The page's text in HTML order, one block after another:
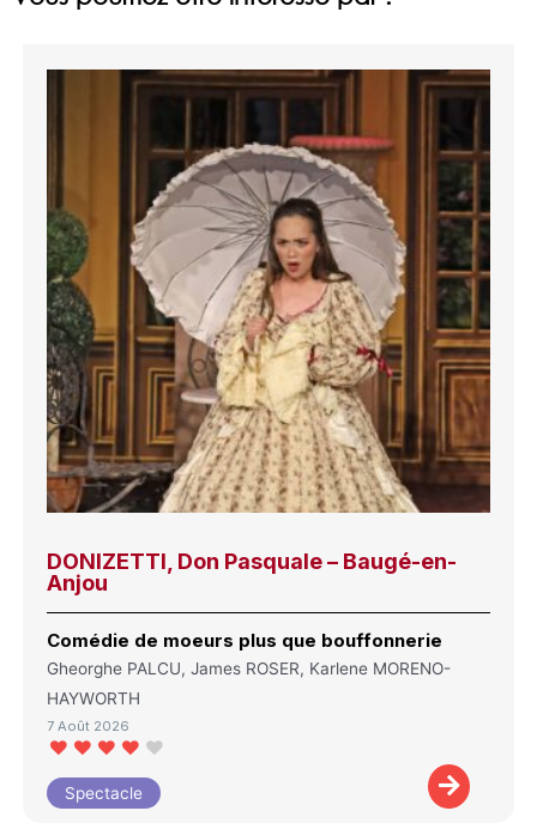
DONIZETTI, Don Pasquale – Baugé-en-
Anjou
Comédie de moeurs plus que bouffonnerie
Gheorghe PALCU, James ROSER, Karlene MORENO-
HAYWORTH
7 Août 2026
Spectacle